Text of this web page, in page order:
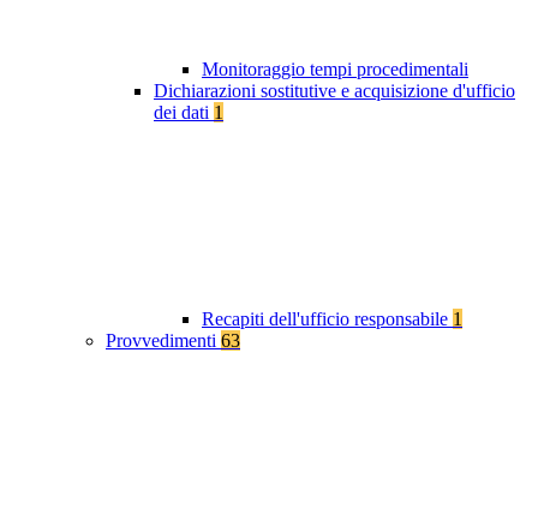
Monitoraggio tempi procedimentali
Dichiarazioni sostitutive e acquisizione d'ufficio
dei dati 1
Recapiti dell'ufficio responsabile 1
Provvedimenti 63